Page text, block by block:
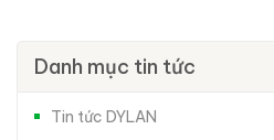
Danh mục tin tức
Tin tức DYLAN